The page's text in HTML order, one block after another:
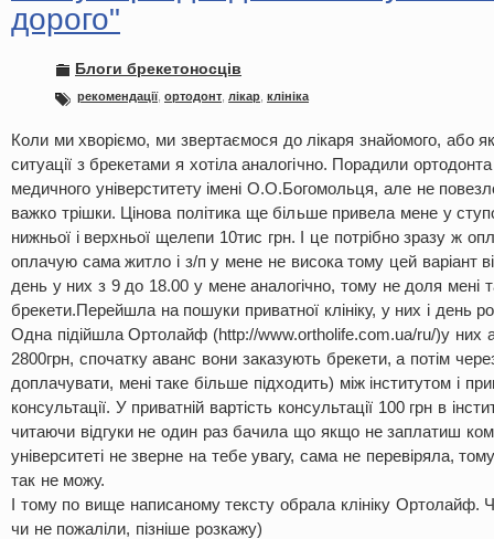
дорого"
Блоги брекетоносців
рекомендації, ортодонт лікар клініка
Коли ми хворіємо, ми звертаємося до лікаря знайомого, або
ситуації з брекетами я хотіла аналогічно. Порадили
медичного універститету імені О.О.Богомольця, але не
важко трішки. Цінова політика ще більше привела мене у
нижньої і верхньої щелепи 10тис грн. І це потрібно зразу ж
оплачую сама житло і з/п у мене не висока тому цей варіант
день у них з 9 до 18.00 у мене аналогічно, тому не доля мені
брекети.Перейшла на пошуки приватної клініку, у них і день
Одна підійшла Ортолайф (http://www.ortholife.com.ua/ru/)у них
2800грн, спочатку аванс вони заказують брекети, а потім
доплачувати, мені таке більше підходить) між інститутом і
консультації. У приватній вартість консультації 100 грн в
читаючи відгуки не один раз бачила що якщо не заплатиш
університеті не зверне на тебе увагу, сама не перевіряла,
так не можу.
І тому по вище написаному тексту обрала клініку Ортолайф.
чи не пожаліли, пізніше розкажу)